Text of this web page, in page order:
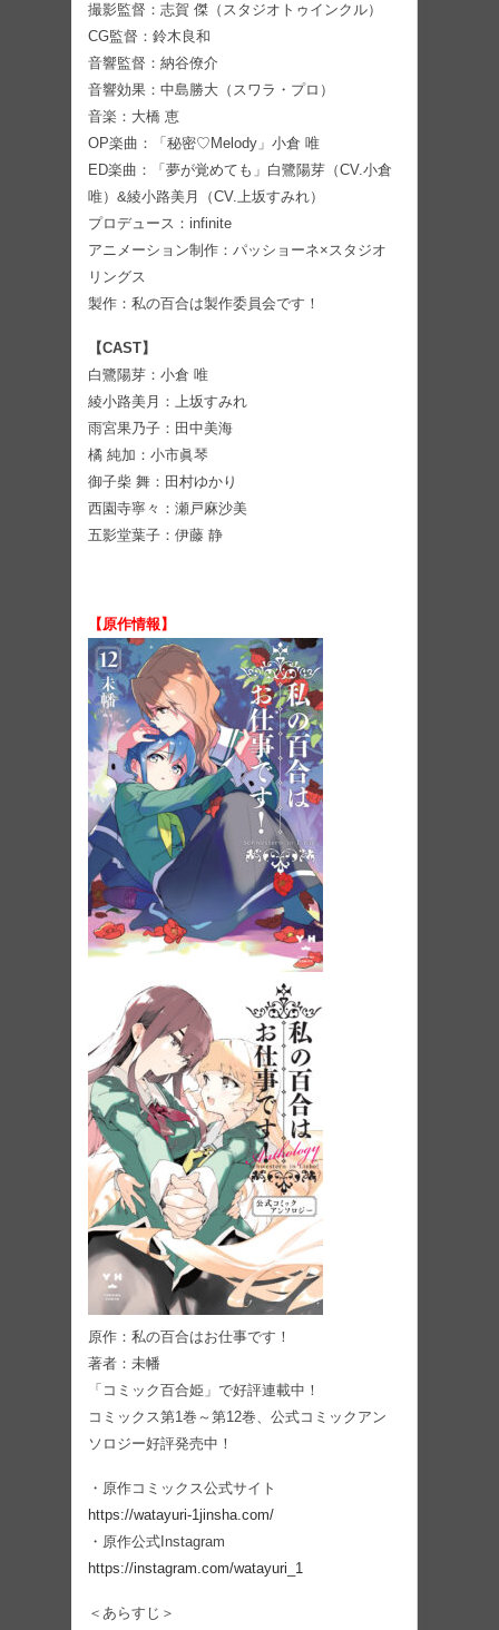
撮影監督：志賀 傑（スタジオトゥインクル）
CG監督：鈴木良和
音響監督：納谷僚介
音響効果：中島勝大（スワラ・プロ）
音楽：大橋 恵
OP楽曲：「秘密♡Melody」小倉 唯
ED楽曲：「夢が覚めても」白鷺陽芽（CV.小倉
唯）&綾小路美月（CV.上坂すみれ）
プロデュース：infinite
アニメーション制作：パッショーネ×スタジオ
リングス
製作：私の百合は製作委員会です！
【CAST】
白鷺陽芽：小倉 唯
綾小路美月：上坂すみれ
雨宮果乃子：田中美海
橘 純加：小市眞琴
御子柴 舞：田村ゆかり
西園寺寧々：瀬戸麻沙美
五影堂葉⼦：伊藤 静
【原作情報】
原作：私の百合はお仕事です！
著者：未幡
「コミック百合姫」で好評連載中！
コミックス第1巻～第12巻、公式コミックアン
ソロジー好評発売中！
・原作コミックス公式サイト
https://watayuri-1jinsha.com/
・原作公式Instagram
https://instagram.com/watayuri_1
＜あらすじ＞